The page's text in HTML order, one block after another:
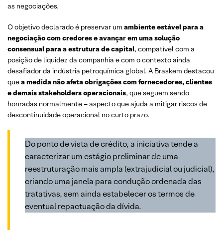
as negociações.
O objetivo declarado é preservar um ambiente estável para a
negociação com credores e avançar em uma solução
consensual para a estrutura de capital, compatível com a
posição de liquidez da companhia e com o contexto ainda
desafiador da indústria petroquímica global. A Braskem destacou
quea medida não afeta obrigações com fornecedores, clientes
e demais stakeholders operacionais, que seguem sendo
honradas normalmente – aspecto que ajuda a mitigar riscos de
descontinuidade operacional no curto prazo.
Do ponto de vista de crédito, a iniciativa tende a
caracterizar um estágio preliminar de uma
reestruturação mais ampla (extrajudicial ou judicial),
criando uma janela para condução ordenada das
tratativas, sem ainda estabelecer os termos de
eventual repactuação da dívida.